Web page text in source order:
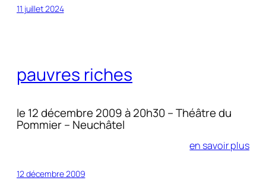
11 juillet 2024
pauvres riches
le 12 décembre 2009 à 20h30 – Théâtre du
Pommier – Neuchâtel
en savoir plus
12 décembre 2009